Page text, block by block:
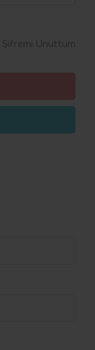
Şifremi Unuttum